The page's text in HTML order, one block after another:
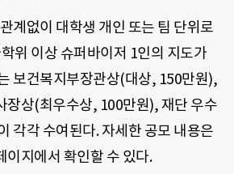
계없이 대학생 개인 또는 팀 단위로
위 이상 슈퍼바이저 1인의 지도가
보건복지부장관상(대상, 150만원),
장상(최우수상, 100만원), 재단 우수
각각 수여된다. 자세한 공모 내용은
이지에서 확인할 수 있다.